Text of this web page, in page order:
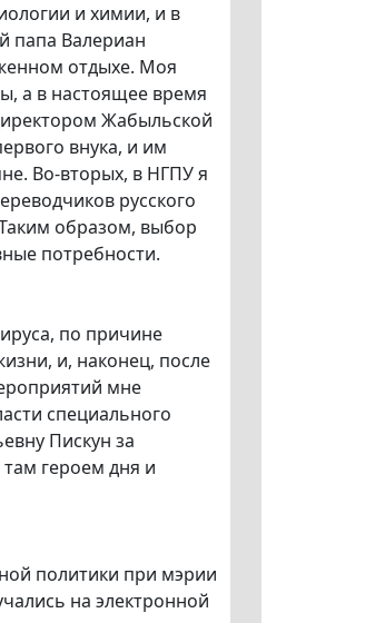
и химии, и в
папа Валериан
отдыхе. Моя
а в настоящее время
Жабыльской
внука, и им
Во-вторых, в НГПУ я
русского
образом, выбор
потребности.
по причине
и, наконец, после
мне
специального
Пискун за
героем дня и
политики при мэрии
на электронной